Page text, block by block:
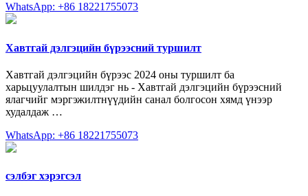
WhatsApp: +86 18221755073
Хавтгай дэлгэцийн бүрээсний туршилт
Хавтгай дэлгэцийн бүрээс 2024 оны туршилт ба
харьцуулалтын шилдэг нь - Хавтгай дэлгэцийн бүрээсний
ялагчийг мэргэжилтнүүдийн санал болгосон хямд үнээр
худалдаж …
WhatsApp: +86 18221755073
сэлбэг хэрэгсэл